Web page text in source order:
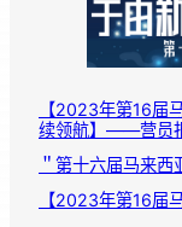
【2023年第16届
续领航】——营员
＂第十六届马来
【2023年第16届